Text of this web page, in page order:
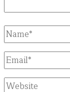
Full
Name
Email
Website